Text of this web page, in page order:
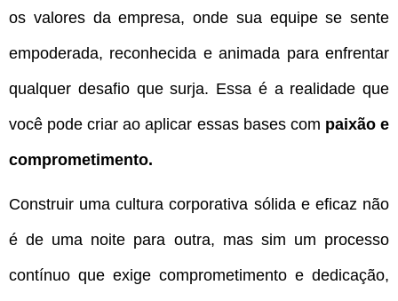
os valores da empresa, onde sua equipe se sente
empoderada, reconhecida e animada para enfrentar
qualquer desafio que surja. Essa é a realidade que
você pode criar ao aplicar essas bases com paixão e
comprometimento.
Construir uma cultura corporativa sólida e eficaz não
é de uma noite para outra, mas sim um processo
contínuo que exige comprometimento e dedicação,